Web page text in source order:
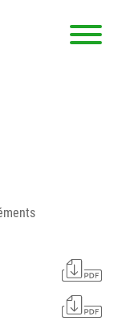
123 dfasdf
Dosierungen: test